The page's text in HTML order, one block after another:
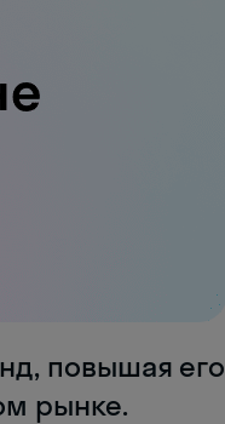
повышая его
рынке.